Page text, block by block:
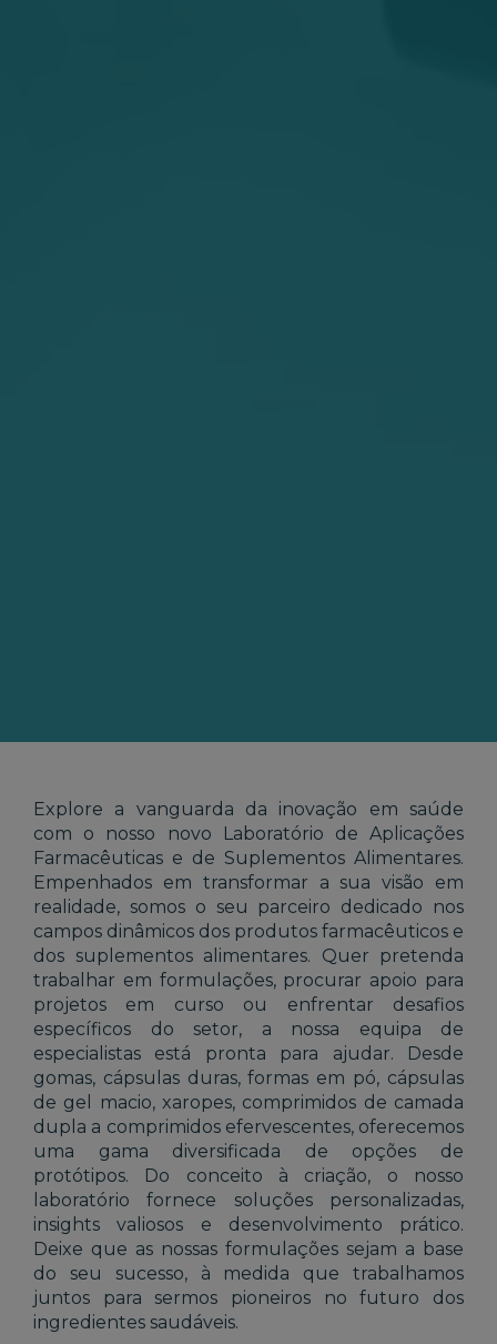
Explore a vanguarda da inovação em saúde
com o nosso novo Laboratório de Aplicações
Farmacêuticas e de Suplementos Alimentares.
Empenhados em transformar a sua visão em
realidade, somos o seu parceiro dedicado nos
campos dinâmicos dos produtos farmacêuticos e
dos suplementos alimentares. Quer pretenda
trabalhar em formulações, procurar apoio para
projetos em curso ou enfrentar desafios
específicos do setor, a nossa equipa de
especialistas está pronta para ajudar. Desde
gomas, cápsulas duras, formas em pó, cápsulas
de gel macio, xaropes, comprimidos de camada
dupla a comprimidos efervescentes, oferecemos
uma gama diversificada de opções de
protótipos. Do conceito à criação, o nosso
laboratório fornece soluções personalizadas,
insights valiosos e desenvolvimento prático.
Deixe que as nossas formulações sejam a base
do seu sucesso, à medida que trabalhamos
juntos para sermos pioneiros no futuro dos
ingredientes saudáveis.